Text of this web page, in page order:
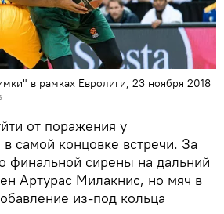
в рамках Евролиги, 23 ноября 2018
от поражения у
самой концовке встречи. За
финальной сирены на дальний
Артурас Милакнис, но мяч в
из-под кольца